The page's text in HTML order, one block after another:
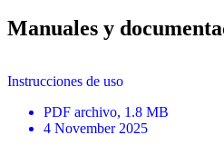
Manuales y
Instrucciones de uso
PDF archivo, 1.8 MB
4 November 2025